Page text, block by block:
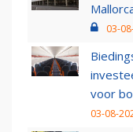
03-
voor
03-08-